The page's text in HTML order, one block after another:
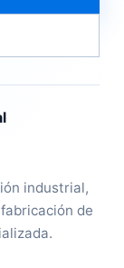
industrial,
de